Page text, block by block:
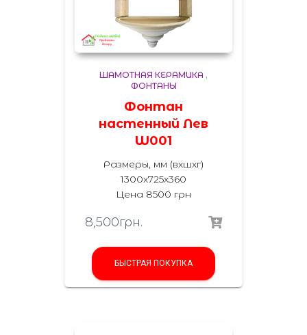
ШАМОТНАЯ КЕРАМИКА ,
ФОНТАНЫ
Фонтан
настенный Лев
W001
Размеры, мм (вхшхг)
1300х725х360
Цена 8500 грн
8,500грн.
БЫСТРАЯ ПОКУПКА